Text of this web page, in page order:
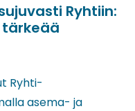
Ryhtiin:
Ryhti-
asema- ja